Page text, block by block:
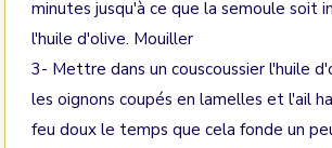
minutes jusqu'à ce que la semoule soit
l'huile d'olive. Mouiller
3- Mettre dans un couscoussier l'huile
les oignons coupés en lamelles et l'ail
feu doux le temps que cela fonde un